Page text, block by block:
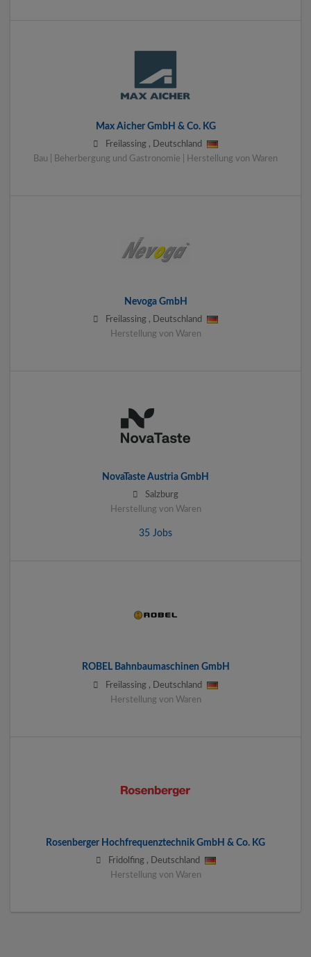
Max Aicher GmbH & Co. KG
Freilassing ,
Deutschland
Bau | Beherbergung und Gastronomie | Herstellung von Waren
Nevoga GmbH
Freilassing ,
Deutschland
Herstellung von Waren
NovaTaste Austria GmbH
Salzburg
Herstellung von Waren
35 Jobs
ROBEL Bahnbaumaschinen GmbH
Freilassing ,
Deutschland
Herstellung von Waren
Rosenberger Hochfrequenztechnik GmbH & Co. KG
Fridolfing,
Deutschland
Herstellung von Waren